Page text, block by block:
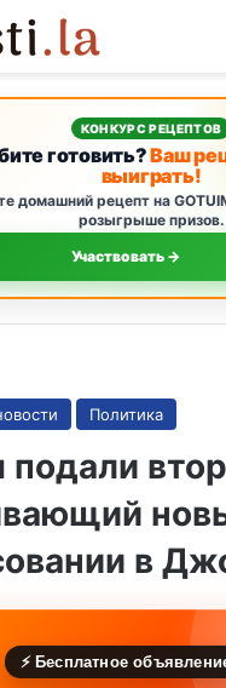
КОНКУРС РЕЦЕПТОВ
готовить?Ваш
выиграть!
домашний рецепт на
розыгрыше призов.
Участвовать →
Политика
подали
в
⚡ Бесплатное